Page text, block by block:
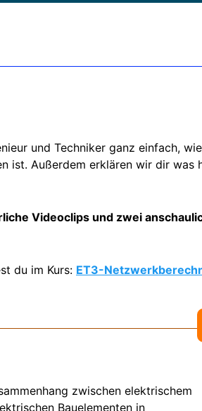
und Techniker ganz einfach,
ist. Außerdem erklären wir dir was
Videoclips und zwei
du im Kurs: ET3-
zwischen elektrischem
Bauelementen in